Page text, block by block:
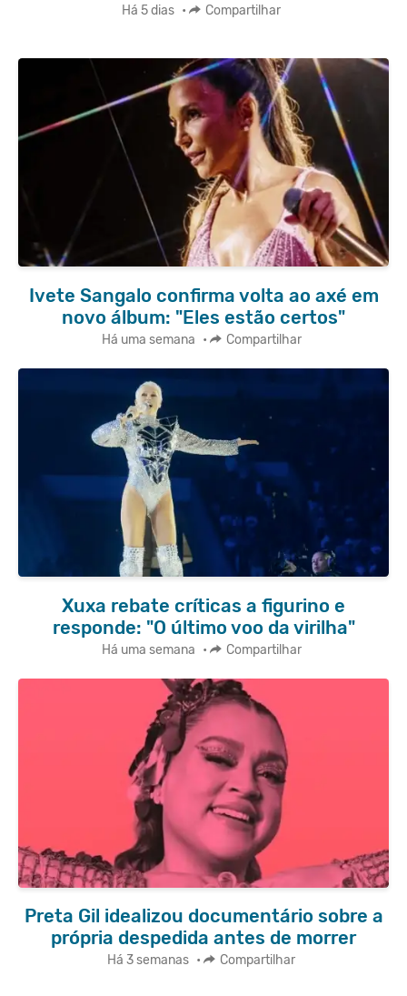
Há 5 dias • Compartilhar
Ivete Sangalo confirma volta ao axé em
novo álbum: "Eles estão certos"
Há uma semana • Compartilhar
Xuxa rebate críticas a figurino e
responde: "O último voo da virilha"
Há uma semana • Compartilhar
Preta Gil idealizou documentário sobre a
própria despedida antes de morrer
Há 3 semanas • Compartilhar